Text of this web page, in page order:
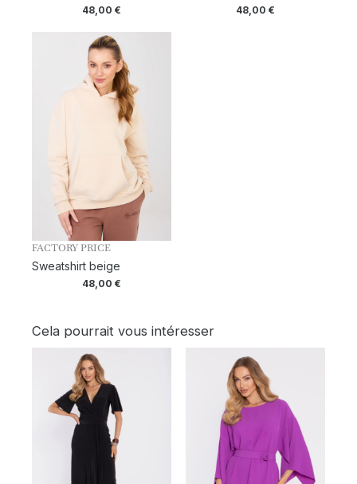
48,00€ 48,00 €
FACTORY PRICE
Sweatshirt beige
48,00€
Cela pourrait vous intéresser